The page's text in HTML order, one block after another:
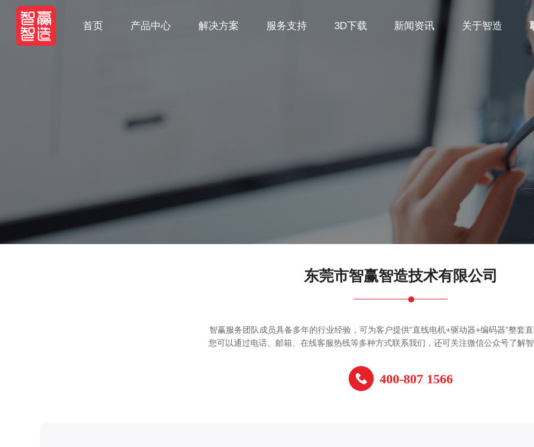
首页 产品中心 解决方案 服务支持 3D下载 新闻资讯 关于智造
东莞市智赢智造技术有限公司
智赢服务团队成员具备多年的行业经验，可为客户提供“直线电机+驱动器+编码器”整套
您可以通过电话、邮箱、在线客服热线等多种方式联系我们，还可关注微信公众号了解
400-807 1566